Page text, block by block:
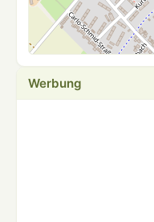
Werbung